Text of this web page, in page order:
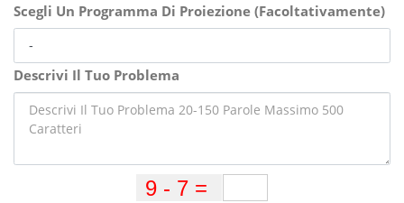
Scegli Un Programma Di Proiezione (Facoltativamente)
Descrivi Il Tuo Problema